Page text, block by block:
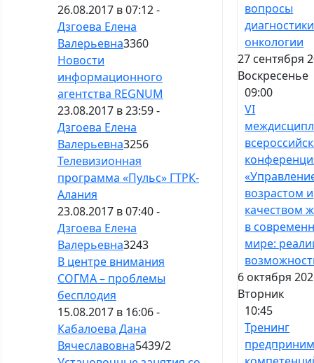
26.08.2017 в 07:12 -
Дзгоева Елена
Валерьевна3360
Новости
информационного
агентства REGNUM
23.08.2017 в 23:59 -
Дзгоева Елена
Валерьевна3256
Телевизионная
программа «Пульс» ГТРК-
Алания
23.08.2017 в 07:40 -
Дзгоева Елена
Валерьевна3243
В центре внимания
СОГМА – проблемы
бесплодия
15.08.2017 в 16:06 -
Кабалоева Дана
Вячеславовна5439/2
вопросы
онкологии
27 сентября
Воскресенье
09:00
VI
возрастом и
качеством
в
мире:
6 октября
Вторник
10:45
Тренинг